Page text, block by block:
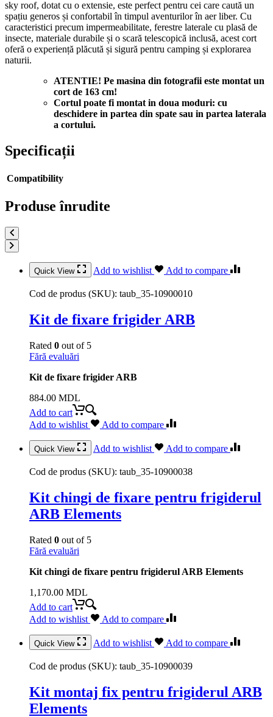
sky roof, dotat cu o extensie, este perfect pentru cei care caută un
spațiu generos și confortabil în timpul aventurilor în aer liber. Cu
caracteristici precum impermeabilitate, ferestre laterale cu plasă de
insecte, materiale durabile și o scară telescopică inclusă, acest cort
oferă o experiență plăcută și sigură pentru camping și explorarea
naturii.
ATENTIE! Pe masina din fotografii este montat un
cort de 163 cm!
Cortul poate fi montat in doua moduri: cu
deschidere in partea din spate sau in partea laterala
a cortului.
Specificații
Compatibility
Produse înrudite
Quick View Add to wishlist Add to compare
Cod de produs (SKU): taub_35-10900010
Kit de fixare frigider ARB
Rated 0 out of 5
Fără evaluări
Kit de fixare frigider ARB
884.00 MDL
Add to cart
Add to wishlist
Add to compare
Quick View Add to wishlist Add to compare
Cod de produs (SKU): taub_35-10900038
Kit chingi de fixare pentru frigiderul
ARB Elements
Rated 0 out of 5
Fără evaluări
Kit chingi de fixare pentru frigiderul ARB Elements
1,170.00 MDL
Add to cart
Add to wishlist
Add to compare
Quick View Add to wishlist Add to compare
Cod de produs (SKU): taub_35-10900039
Kit montaj fix pentru frigiderul ARB
Elements